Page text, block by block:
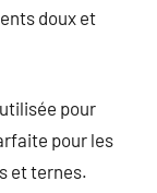
doux et
pour
pour les
et ternes.